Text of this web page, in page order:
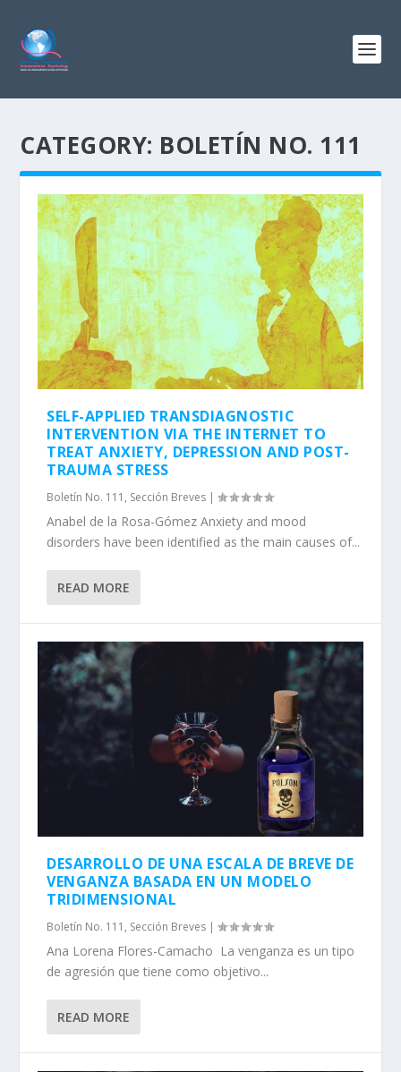
CATEGORY: BOLETÍN NO. 111
SELF-APPLIED TRANSDIAGNOSTIC
INTERVENTION VIA THE INTERNET TO
TREAT ANXIETY, DEPRESSION AND POST-
TRAUMA STRESS
Boletín No. 111 , Sección Breves |
Anabel de la Rosa-Gómez Anxiety and mood
disorders have been identified as the main causes of...
READ MORE
DESARROLLO DE UNA ESCALA DE BREVE DE
VENGANZA BASADA EN UN MODELO
TRIDIMENSIONAL
Boletín No. 111 , Sección Breves |
Ana Lorena Flores-Camacho La venganza es un tipo
de agresión que tiene como objetivo...
READ MORE